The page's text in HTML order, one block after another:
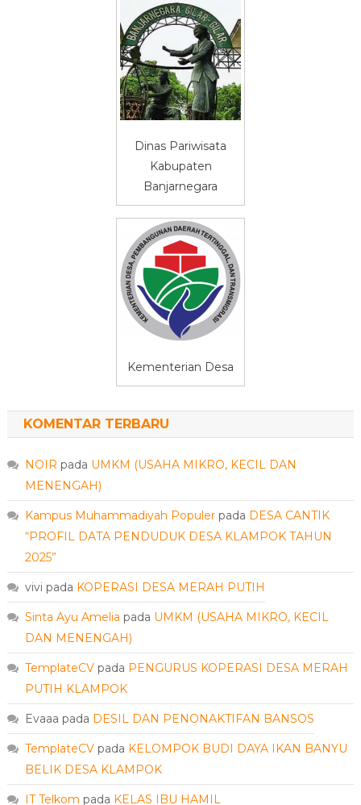
Dinas Pariwisata
Kabupaten
Banjarnegara
Kementerian Desa
KOMENTAR TERBARU
NOIR pada UMKM (USAHA MIKRO, KECIL DAN
MENENGAH)
Kampus Muhammadiyah Populerpada DESA CANTIK
“PROFIL DATA PENDUDUK DESA KLAMPOK TAHUN
2025”
vivi pada KOPERASI DESA MERAH PUTIH
Sinta Ayu Amelia pada UMKM (USAHA MIKRO, KECIL
DAN MENENGAH)
TemplateCVpada PENGURUS KOPERASI DESA MERAH
PUTIH KLAMPOK
Evaaa pada DESIL DAN PENONAKTIFAN BANSOS
TemplateCVpada KELOMPOK BUDI DAYA IKAN BANYU
BELIK DESA KLAMPOK
IT Telkom pada KELAS IBU HAMIL